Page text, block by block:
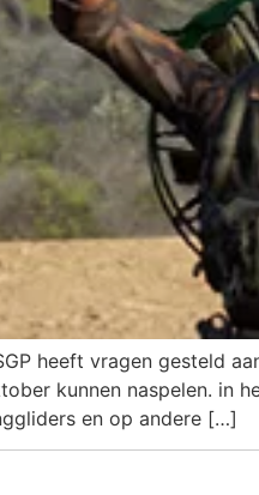
heeft vragen gesteld
kunnen naspelen. in
en op andere […]